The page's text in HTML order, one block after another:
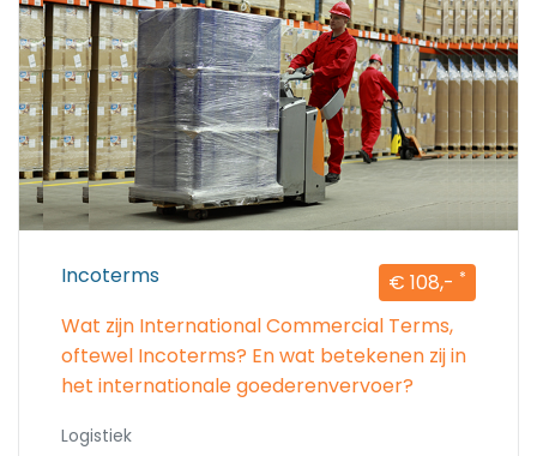
Incoterms € 108,- *
Wat zijn International Commercial Terms,
oftewel Incoterms? En wat betekenen zij in
het internationale goederenvervoer?
Logistiek